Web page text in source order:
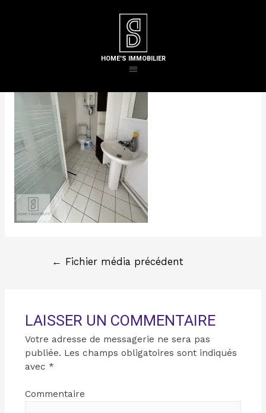
HOME'S IMMOBILIER
/ Par
← Fichier média précédent
LAISSER UN COMMENTAIRE
Votre adresse de messagerie ne sera pas
publiée. Les champs obligatoires sont indiqués
avec *
Commentaire